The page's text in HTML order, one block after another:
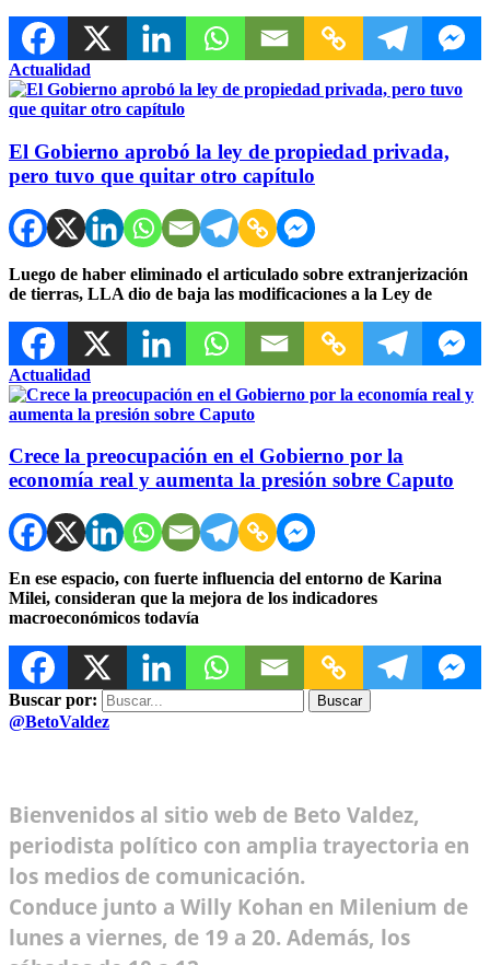
Actualidad
El Gobierno aprobó la ley de propiedad privada,
pero tuvo que quitar otro capítulo
Luego de haber eliminado el articulado sobre extranjerización
de tierras, LLA dio de baja las modificaciones a la Ley de
Actualidad
Crece la preocupación en el Gobierno por la
economía real y aumenta la presión sobre Caputo
En ese espacio, con fuerte influencia del entorno de Karina
Milei, consideran que la mejora de los indicadores
macroeconómicos todavía
Buscar por:
@BetoValdez
Bienvenidos al sitio web de Beto Valdez,
periodista político con amplia trayectoria en
los medios de comunicación.
Conduce junto a Willy Kohan en Milenium de
lunes a viernes, de 19 a 20. Además, los